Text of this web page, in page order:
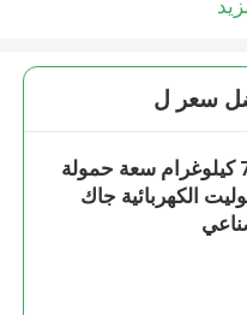
سعر ل
7 طن 7000 كيلوغرام سعة حمولة
الكهربائية جاك